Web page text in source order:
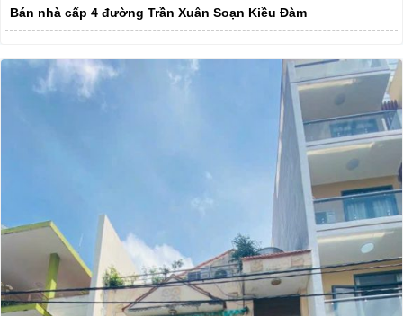
Bán nhà cấp 4 đường Trần Xuân Soạn Kiều Đàm